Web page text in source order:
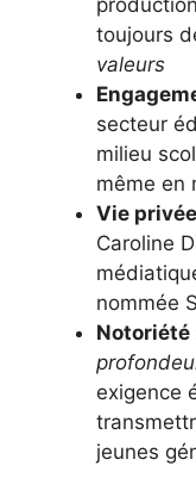
toujours
valeurs
secteur
milieu
même en
Vie
Caroline
nommée
Notoriété
exigence
jeunes